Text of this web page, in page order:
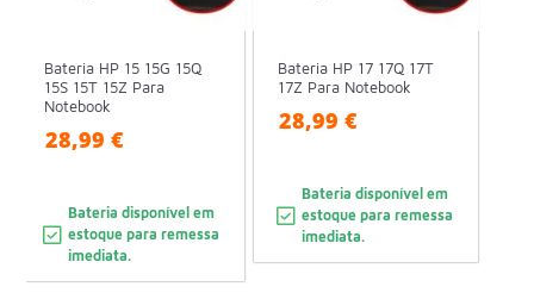
Bateria HP 15 15G 15Q
15S 15T 15Z Para
Notebook
28,99 €
Bateria disponível em
estoque para remessa
imediata.
Bateria HP 17 17Q 17T
17Z Para Notebook
28,99 €
Bateria disponível em
estoque para remessa
imediata.